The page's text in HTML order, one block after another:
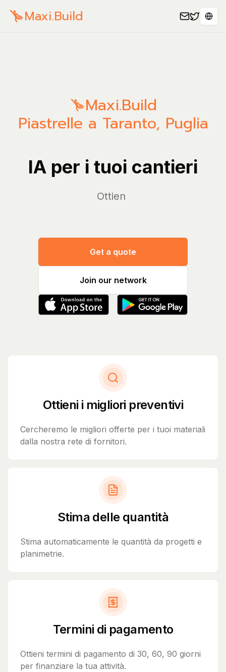
Maxi.Build
Maxi.Build
Piastrelle a Taranto, Puglia
IA per i tuoi cantieri
Ges
Get a quote
Join our network
Ottieni i migliori preventivi
Cercheremo le migliori offerte per i tuoi materiali
dalla nostra rete di fornitori.
Stima delle quantità
Stima automaticamente le quantità da progetti e
planimetrie.
Termini di pagamento
Ottieni termini di pagamento di 30, 60, 90 giorni
per finanziare la tua attività.